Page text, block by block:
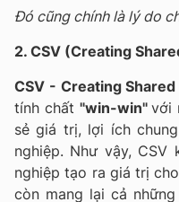
Đó cũng chính là lý do
2. CSV (Creating
CSV - Creating Shared
tính chất "win-win"với
sẻ giá trị, lợi ích
nghiệp. Như vậy,
nghiệp tạo ra giá trị
còn mang lại cả